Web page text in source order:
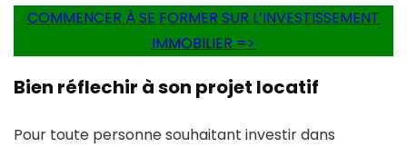
COMMENCER À SE FORMER SUR L’INVESTISSEMENT
IMMOBILIER =>
Bien réflechir à son projet locatif
Pour toute personne souhaitant investir dans